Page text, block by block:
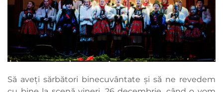
Să aveți sărbători binecuvântate și să ne revedem